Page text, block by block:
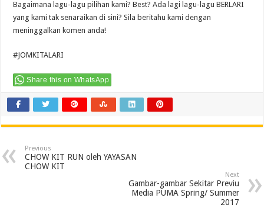
Bagaimana lagu-lagu pilihan kami? Best? Ada lagi lagu-lagu BERLARI
yang kami tak senaraikan di sini? Sila beritahu kami dengan
meninggalkan komen anda!
#JOMKITALARI
Share this on WhatsApp
Previous
CHOW KIT RUN oleh YAYASAN
CHOW KIT
Next
Gambar-gambar Sekitar Previu
Media PUMA Spring/ Summer
2017